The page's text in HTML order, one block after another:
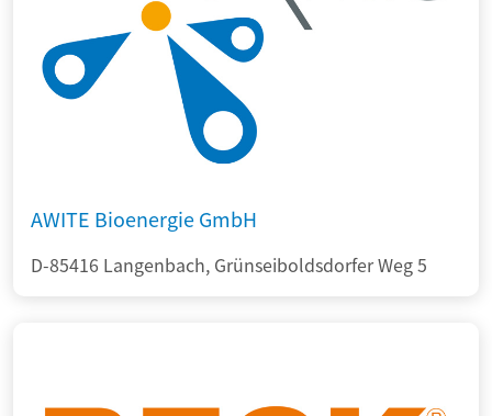
AWITE Bioenergie GmbH
D-85416 Langenbach, Grünseiboldsdorfer Weg 5